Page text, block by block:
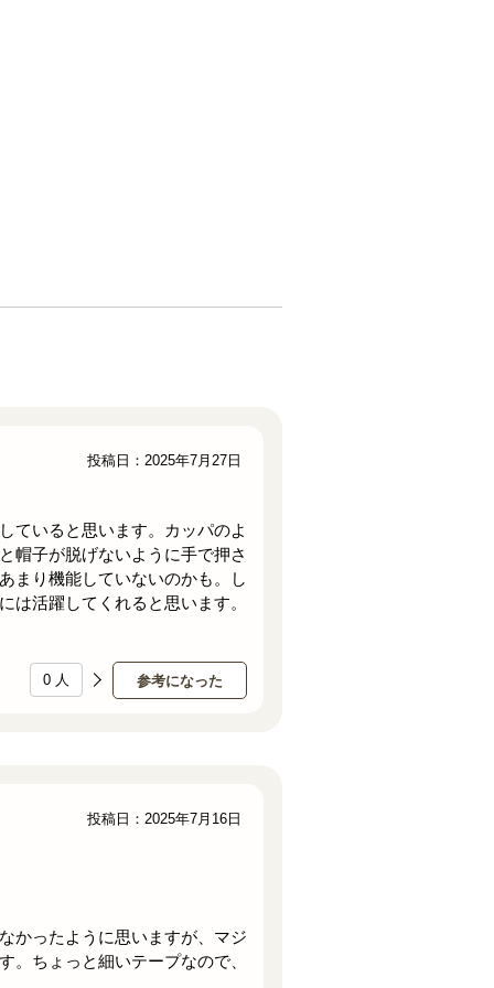
ていると思います。カッパのよ
帽子が脱げないように手で押さ
まり機能していないのかも。し
は活躍してくれると思います。
参考になった
0 人
投稿日：2025年7月27日
かったように思いますが、マジ
。ちょっと細いテープなので、
投稿日：2025年7月16日